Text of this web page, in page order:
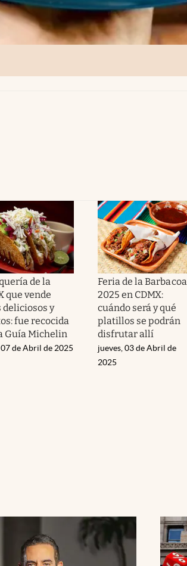
de la
que vende
deliciosos y
fue recocida
Guía Michelin
07 de Abril de 2025
Feria de la Barbacoa
2025 en CDMX:
cuándo será y qué
platillos se podrán
disfrutar allí
jueves, 03 de Abril de
2025